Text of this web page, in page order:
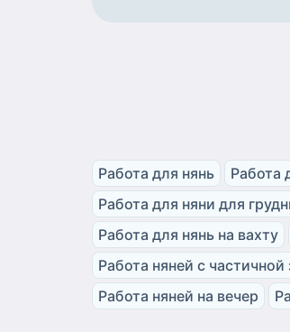
Работа для нянь Работа
Работа для няни для
Работа для нянь на вахту
Работа няней с
Работа няней на вечер